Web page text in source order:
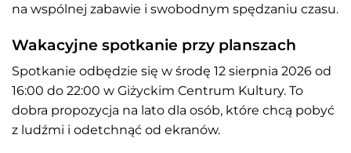
na wspólnej zabawie i swobodnym spędzaniu czasu.
Wakacyjne spotkanie przy planszach
Spotkanie odbędzie się w środę 12 sierpnia 2026 od
16:00 do 22:00 w Giżyckim Centrum Kultury. To
dobra propozycja na lato dla osób, które chcą pobyć
z ludźmi i odetchnąć od ekranów.